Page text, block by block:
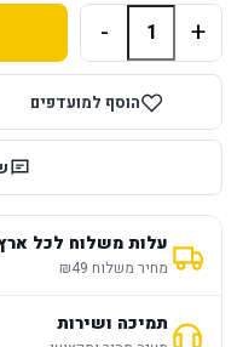
+
-
הוסף למועדפים
עלות משלוח לכל
מחיר משלוח ₪49
תמיכה ושירות